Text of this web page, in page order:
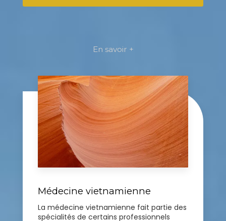
En savoir +
Médecine vietnamienne
La médecine vietnamienne fait partie des
spécialités de certains professionnels